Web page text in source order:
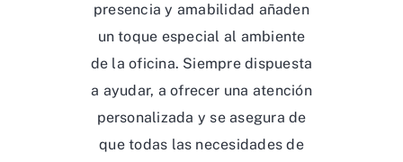
presencia y amabilidad añaden
un toque especial al ambiente
de la oficina. Siempre dispuesta
a ayudar, a ofrecer una atención
personalizada y se asegura de
que todas las necesidades de